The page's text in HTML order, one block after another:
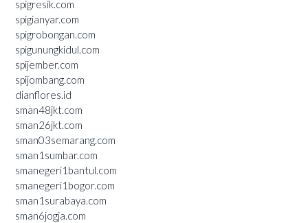
spigresik.com
spigianyar.com
spigrobongan.com
spigunungkidul.com
spijember.com
spijombang.com
dianflores.id
sman48jkt.com
sman26jkt.com
sman03semarang.com
sman1sumbar.com
smanegeri1bantul.com
smanegeri1bogor.com
sman1surabaya.com
sman6jogja.com